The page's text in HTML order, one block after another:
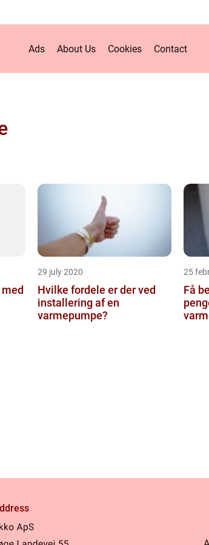
Ads About Us Cookies Contact
29 july 2020
Hvilke fordele er der ved
installering af en
varmepumpe?
25
Få